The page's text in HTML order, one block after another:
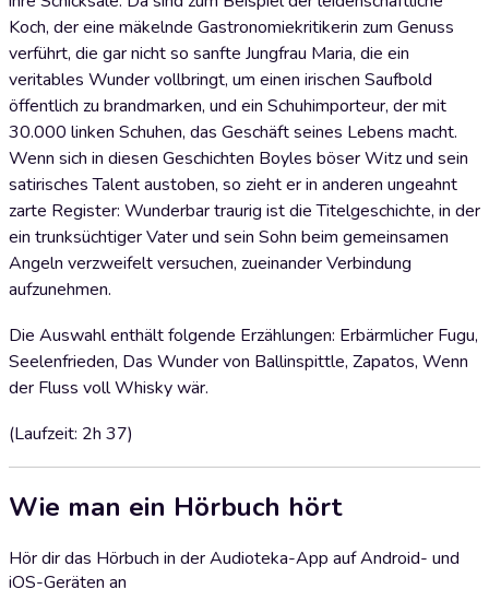
Koch, der eine mäkelnde Gastronomiekritikerin zum Genuss
verführt, die gar nicht so sanfte Jungfrau Maria, die ein
veritables Wunder vollbringt, um einen irischen Saufbold
öffentlich zu brandmarken, und ein Schuhimporteur, der mit
30.000 linken Schuhen, das Geschäft seines Lebens macht.
Wenn sich in diesen Geschichten Boyles böser Witz und sein
satirisches Talent austoben, so zieht er in anderen ungeahnt
zarte Register: Wunderbar traurig ist die Titelgeschichte, in der
ein trunksüchtiger Vater und sein Sohn beim gemeinsamen
Angeln verzweifelt versuchen, zueinander Verbindung
aufzunehmen.
Die Auswahl enthält folgende Erzählungen: Erbärmlicher Fugu,
Seelenfrieden, Das Wunder von Ballinspittle, Zapatos, Wenn
der Fluss voll Whisky wär.
(Laufzeit: 2h 37)
Wie man ein Hörbuch hört
Hör dir das Hörbuch in der Audioteka-App auf Android- und
iOS-Geräten an